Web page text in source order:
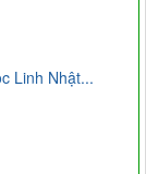
Linh Nhật...